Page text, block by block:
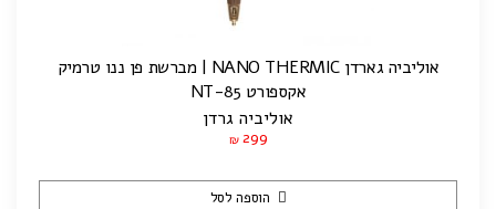
אוליביה גארדן NANO THERMIC | מברשת פן ננו טרמיק
אקספורט NT-85
אוליביה גרדן
₪ 299
הוספה לסל